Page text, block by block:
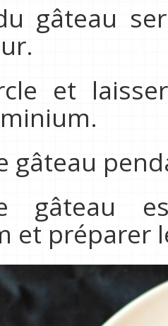
gâteau
et
gâteau
gâteau
et préparer